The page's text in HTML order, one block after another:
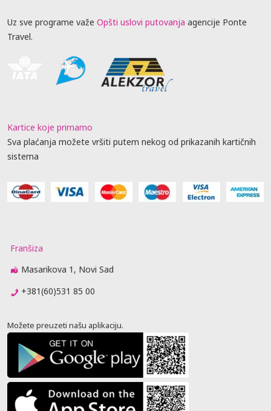
Uz sve programe važe Opšti uslovi putovanja agencije Ponte
Travel.
Kartice koje primamo
Sva plaćanja možete vršiti putem nekog od prikazanih kartičnih
sistema
Franšiza
Masarikova 1, Novi Sad
+381(60)531 85 00
Možete preuzeti našu aplikaciju.